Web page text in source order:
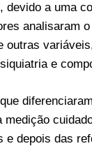
devido a uma
analisaram
outras
e
medição
e depois das